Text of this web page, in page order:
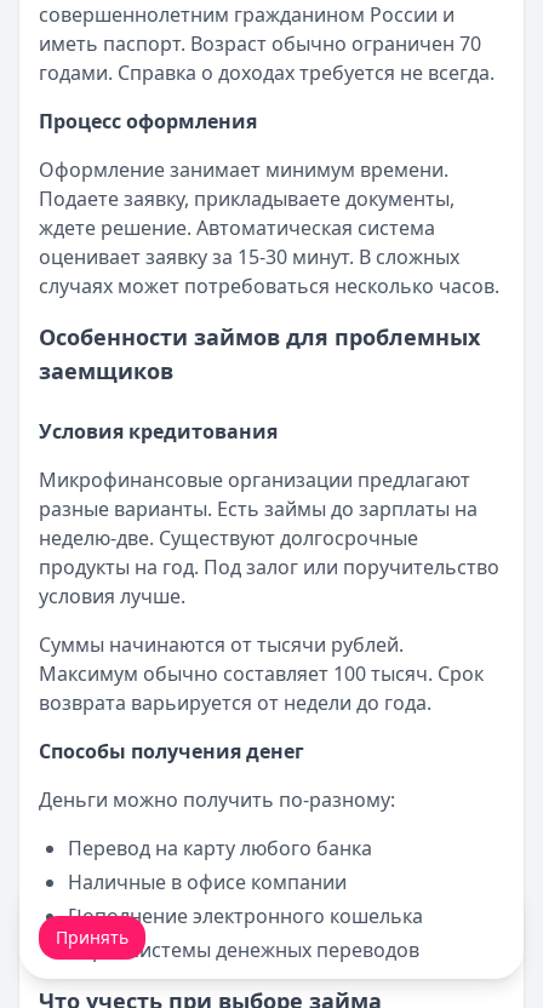
совершеннолетним гражданином России и
иметь паспорт. Возраст обычно ограничен 70
годами. Справка о доходах требуется не всегда.
Процесс оформления
Оформление занимает минимум времени.
Подаете заявку, прикладываете документы,
ждете решение. Автоматическая система
оценивает заявку за 15-30 минут. В сложных
случаях может потребоваться несколько часов.
Особенности займов для проблемных
заемщиков
Условия кредитования
Микрофинансовые организации предлагают
разные варианты. Есть займы до зарплаты на
неделю-две. Существуют долгосрочные
продукты на год. Под залог или поручительство
условия лучше.
Суммы начинаются от тысячи рублей.
Максимум обычно составляет 100 тысяч. Срок
возврата варьируется от недели до года.
Способы получения денег
Деньги можно получить по-разному:
Перевод на карту любого банка
Наличные в офисе компании
Пополнение электронного кошелька
Через системы денежных переводов
Что учесть при выборе займа
Мы обрабатываем ваши
Принять